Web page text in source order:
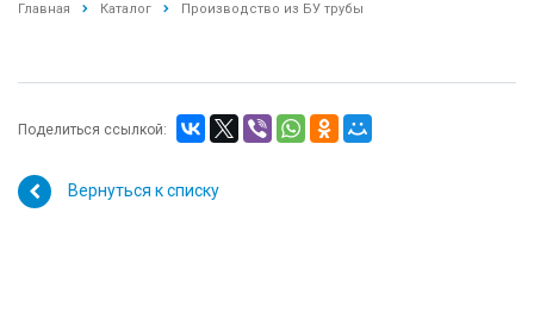
Главная Каталог Производство из БУ трубы
Поделиться ссылкой:
Вернуться к списку